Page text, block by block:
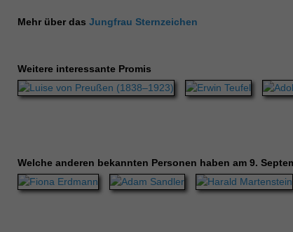
Mehr über das Jungfrau Sternzeichen
Weitere interessante Promis
Welche anderen bekannten Personen haben am 9.